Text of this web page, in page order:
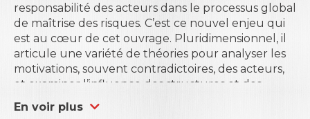
responsabilité des acteurs dans le processus global
de maîtrise des risques. C’est ce nouvel enjeu qui
est au cœur de cet ouvrage. Pluridimensionnel, il
articule une variété de théories pour analyser les
motivations, souvent contradictoires, des acteurs,
et examiner l’influence des structures et des
administrateurs sur l’exposition aux risques.
Ambitieux et intégral, ce livre propose un véritable
En voir plus